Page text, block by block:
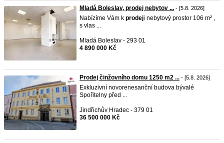
Mladá Boleslav, prodej nebytov ... - [5.8. 2026]
Nabízíme Vám k prodeji nebytový prostor 106 m² ,
s vlas ...
Mladá Boleslav - 293 01
4 890 000 Kč
Prodej činžovního domu 1250 m2 ... - [5.8. 2026]
Exkluzivní novorenesanční budova bývalé
Spořitelny před ...
Jindřichův Hradec - 379 01
36 500 000 Kč